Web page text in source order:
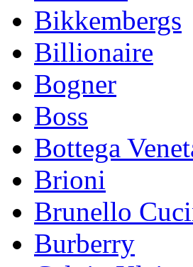
Bikkembergs
Billionaire
Bogner
Boss
Bottega
Brioni
Brunello
Burberry